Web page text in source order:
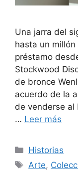
Una jarra del
hasta un
préstamo
Stockwood
de bronce
acuerdo de la
de venderse al
… Leer más
Categorías
Historias
Etiquetas
Arte,